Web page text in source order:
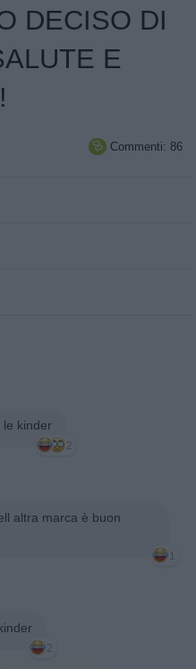
DECISO DI
E
 Commenti: 86
le kinder
2
altra marca è buon
1
2